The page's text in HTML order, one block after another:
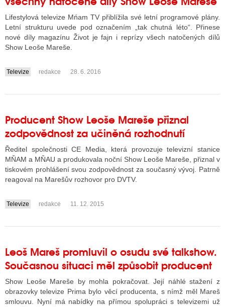
TELEVIZE
TELEVIZÍ
VYSÍLAČE
RÁDIA
STRÁNKY RÁDIÍ
STRÁNKY TV
TISK
STÁT BLOGEREM
BLOGERA
Lifestylová televize Mńam TV přiblížila své letní programové plány.
Letní strukturu uvede pod označením „tak chutná léto“. Přinese
nové díly magazínu Život je fajn i reprízy všech natočených dílů
Show Leoše Mareše.
....
Televize redakce 28. 6. 2016
Producent Show Leoše Mareše přiznal
zodpovědnost za učiněná rozhodnutí
Ředitel společnosti CE Media, která provozuje televizní stanice
MŇAM a MŇAU a produkovala noční Show Leoše Mareše, přiznal v
tiskovém prohlášení svou zodpovědnost za současný vývoj. Patrně
reagoval na Marešův rozhovor pro DVTV.
....
Televize redakce 11. 12. 2015
Leoš Mareš promluvil o osudu své talkshow.
Současnou situaci měl způsobit producent
Show Leoše Mareše by mohla pokračovat. Její náhlé stažení z
obrazovky televize Prima bylo věcí producenta, s nímž měl Mareš
smlouvu. Nyní má nabídky na přímou spolupráci s televizemi už